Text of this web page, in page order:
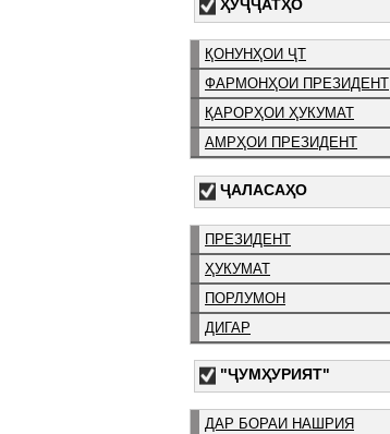
ҲУҶҶАТҲО
ҚОНУНҲОИ ҶТ
ФАРМОНҲОИ ПРЕЗИДЕНТ
ҚАРОРҲОИ ҲУКУМАТ
АМРҲОИ ПРЕЗИДЕНТ
ҶАЛАСАҲО
ПРЕЗИДЕНТ
ҲУКУМАТ
ПОРЛУМОН
ДИГАР
"ҶУМҲУРИЯТ"
ДАР БОРАИ НАШРИЯ